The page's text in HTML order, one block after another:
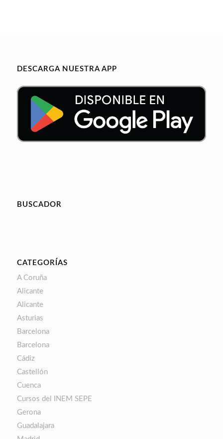
DESCARGA NUESTRA APP
BUSCADOR
CATEGORÍAS
A Coruña
Alicante
Alicante
Asturias
Barcelona
Barcelona
Cádiz
Castellón
Cuenca
Cursos del INEM SEPE
Gerona
Guadalajara